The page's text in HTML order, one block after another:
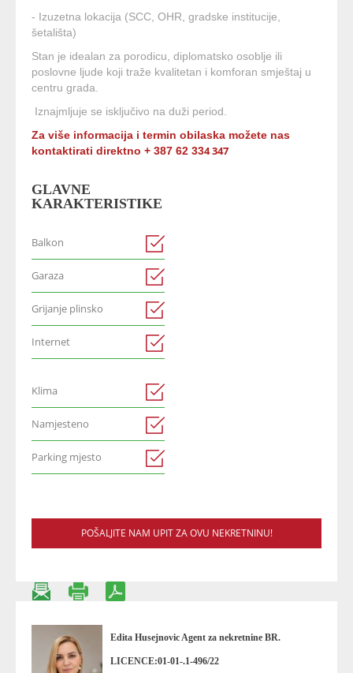
- Izuzetna lokacija (SCC, OHR, gradske institucije,
šetališta)
Stan je idealan za porodicu, diplomatsko osoblje ili
poslovne ljude koji traže kvalitetan i komforan smještaj u
centru grada.
Iznajmljuje se isključivo na duži period.
Za više informacija i termin obilaska možete nas
kontaktirati direktno + 387 62 334 347
GLAVNE
KARAKTERISTIKE
Balkon
Garaza
Grijanje plinsko
Internet
Klima
Namjesteno
Parking mjesto
POŠALJITE NAM UPIT ZA OVU NEKRETNINU!
Edita Husejnovic Agent za nekretnine BR.
LICENCE:01-01-.1-496/22